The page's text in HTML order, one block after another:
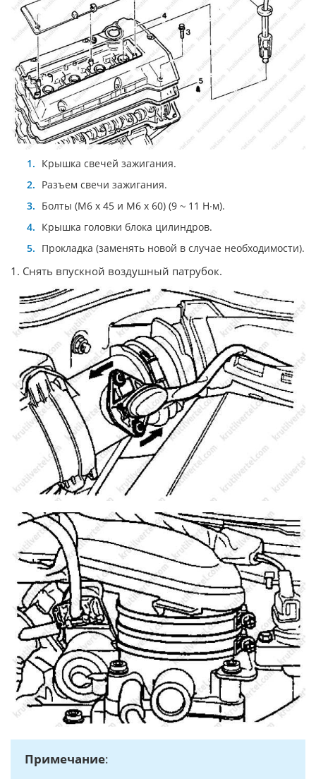
Крышка свечей зажигания.
Разъем свечи зажигания.
Болты (М6 х 45 и М6 х 60) (9 ~ 11 Н∙м).
Крышка головки блока цилиндров.
Прокладка (заменять новой в случае необходимости).
1. Снять впускной воздушный патрубок.
Примечание: